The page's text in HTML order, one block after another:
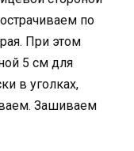
по
При этом
5 см для
в уголках,
Зашиваем